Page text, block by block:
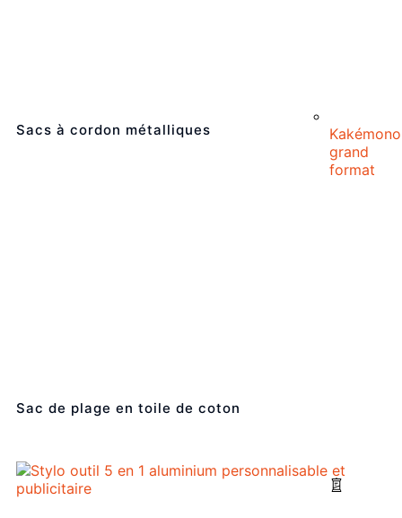
Kakémono
grand
format
Sacs à cordon métalliques
Sac de plage en toile de coton